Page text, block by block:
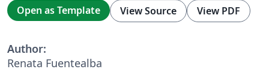
Open as Template View Source View PDF
Author:
Renata Fuentealba